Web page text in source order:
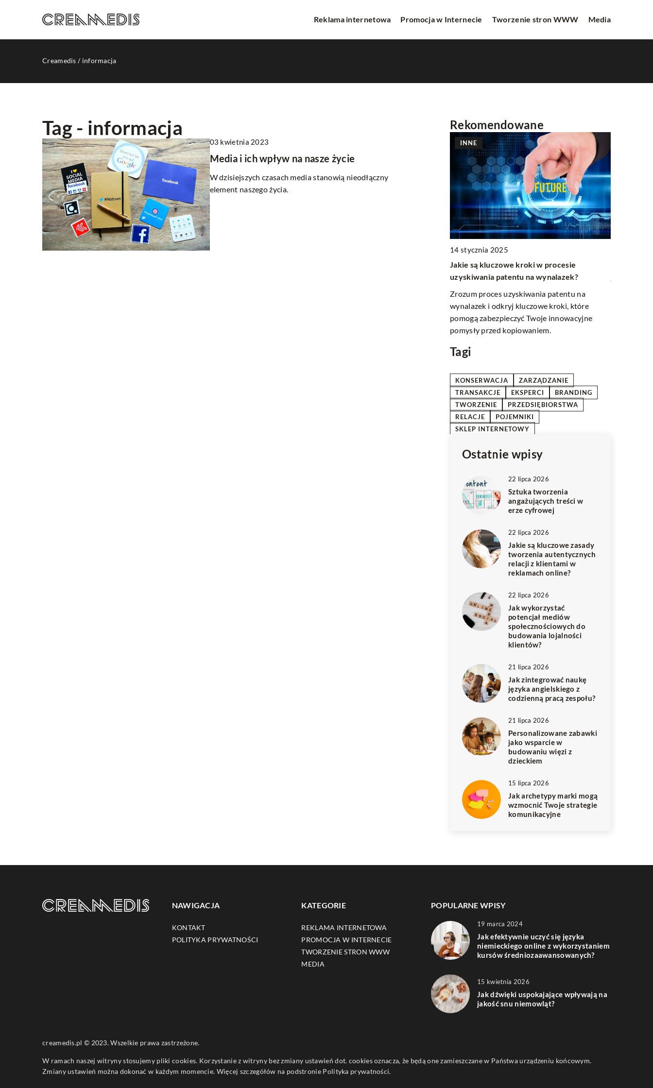
Reklama internetowa Promocja w Internecie Tworzenie stron WWW Media
Creamedis / informacja
Tag - informacja
03 kwietnia 2023
Media i ich wpływ na nasze życie
W dzisiejszych czasach media stanowią nieodłączny
element naszego życia.
Rekomendowane
TWORZENIE STRON WWW
20 października 2023
INNE
14 stycznia 2025
Jakie są kluczowe kroki w procesie
uzyskiwania patentu na wynalazek?
Zrozum proces uzyskiwania patentu na
wynalazek i odkryj kluczowe kroki, które
pomogą zabezpieczyć Twoje innowacyjne
pomysły przed kopiowaniem.
Tagi
KONSERWACJA
ZARZĄDZANIE
TRANSAKCJE
EKSPERCI
BRANDING
TWORZENIE
PRZEDSIĘBIORSTWA
RELACJE
POJEMNIKI
SKLEP INTERNETOWY
Ostatnie wpisy
22 lipca 2026
Sztuka tworzenia
angażujących treści w
erze cyfrowej
22 lipca 2026
Jakie są kluczowe zasady
tworzenia autentycznych
relacji z klientami w
reklamach online?
22 lipca 2026
Jak wykorzystać
potencjał mediów
społecznościowych do
budowania lojalności
klientów?
21 lipca 2026
Jak zintegrować naukę
języka angielskiego z
codzienną pracą zespołu?
21 lipca 2026
Personalizowane zabawki
jako wsparcie w
budowaniu więzi z
dzieckiem
15 lipca 2026
Jak archetypy marki mogą
wzmocnić Twoje strategie
komunikacyjne
NAWIGACJA
KONTAKT
POLITYKA PRYWATNOŚCI
KATEGORIE
REKLAMA INTERNETOWA
PROMOCJA W INTERNECIE
TWORZENIE STRON WWW
MEDIA
POPULARNE WPISY
19 marca 2024
Jak efektywnie uczyć się języka
niemieckiego online z wykorzystaniem
kursów średniozaawansowanych?
15 kwietnia 2026
Jak dźwięki uspokajające wpływają na
jakość snu niemowląt?
creamedis.pl © 2023. Wszelkie prawa zastrzeżone.
W ramach naszej witryny stosujemy pliki cookies. Korzystanie z witryny bez zmiany ustawień dot. cookies oznacza, że będą one zamieszczane w Państwa urządzeniu końcowym.
Zmiany ustawień można dokonać w każdym momencie. Więcej szczegółów na podstronie Polityka prywatności.